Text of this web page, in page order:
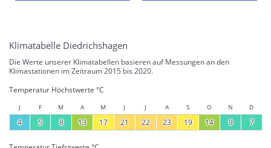
Klimatabelle Diedrichshagen
Die Werte unserer Klimatabellen basieren auf Messungen an den
Klimastationen im Zeitraum 2015 bis 2020.
Temperatur Höchstwerte °C
J F M A M J J A S O N D
4 5 8 13 17 21 22 23 19 14 9 7